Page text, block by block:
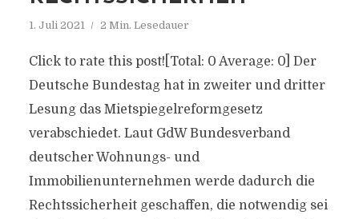
1. Juli 2021 2 Min. Lesedauer
Click to rate this post![Total: 0 Average: 0] Der
Deutsche Bundestag hat in zweiter und dritter
Lesung das Mietspiegelreformgesetz
verabschiedet. Laut GdW Bundesverband
deutscher Wohnungs- und
Immobilienunternehmen werde dadurch die
Rechtssicherheit geschaffen, die notwendig sei